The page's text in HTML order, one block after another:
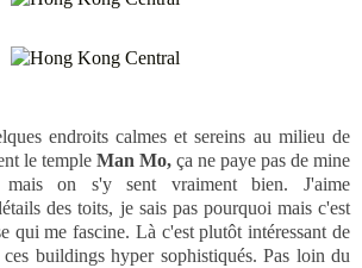
endroits calmes et sereins au milieu de
le temple Man Mo, ça ne paye pas de mine
on s'y sent vraiment bien. J'aime
des toits, je sais pas pourquoi mais c'est
qui me fascine. Là c'est plutôt intéressant de
buildings hyper sophistiqués. Pas loin du